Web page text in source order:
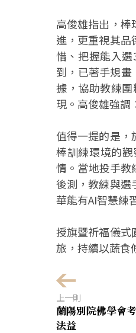
高俊雄指出，
進，更重視其
惜、把握能入
到，已著手規
據，協助教練
現。高俊雄強調
值得一提的是
棒訓練環境的
情。當地投手教
後測，教練與選
華能有AI智慧練
授旗暨祈福儀式
旅，持續以蔬食
上一則
蘭陽別院佛學會
法益